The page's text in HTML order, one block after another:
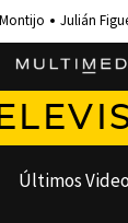
Julián
Últimos